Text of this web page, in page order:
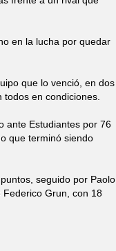
en la lucha por quedar
que lo venció, en dos
en condiciones.
ante Estudiantes por 76
que terminó siendo
seguido por Paolo
Grun, con 18